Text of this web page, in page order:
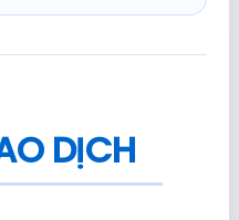
DỊCH